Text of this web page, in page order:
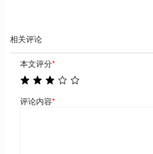
相关评论
本文评分*
评论内容*